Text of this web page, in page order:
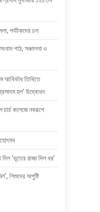
পর্যটকদের ঢল
পাঠ, সঞ্চালনা ও
আবির্ভাব তিথিতে
হল’ উদ্বোধন
কলেজে নবরূপে
‘ভূতের রাজা দিল বর’
শিশুদের অপুষ্টি